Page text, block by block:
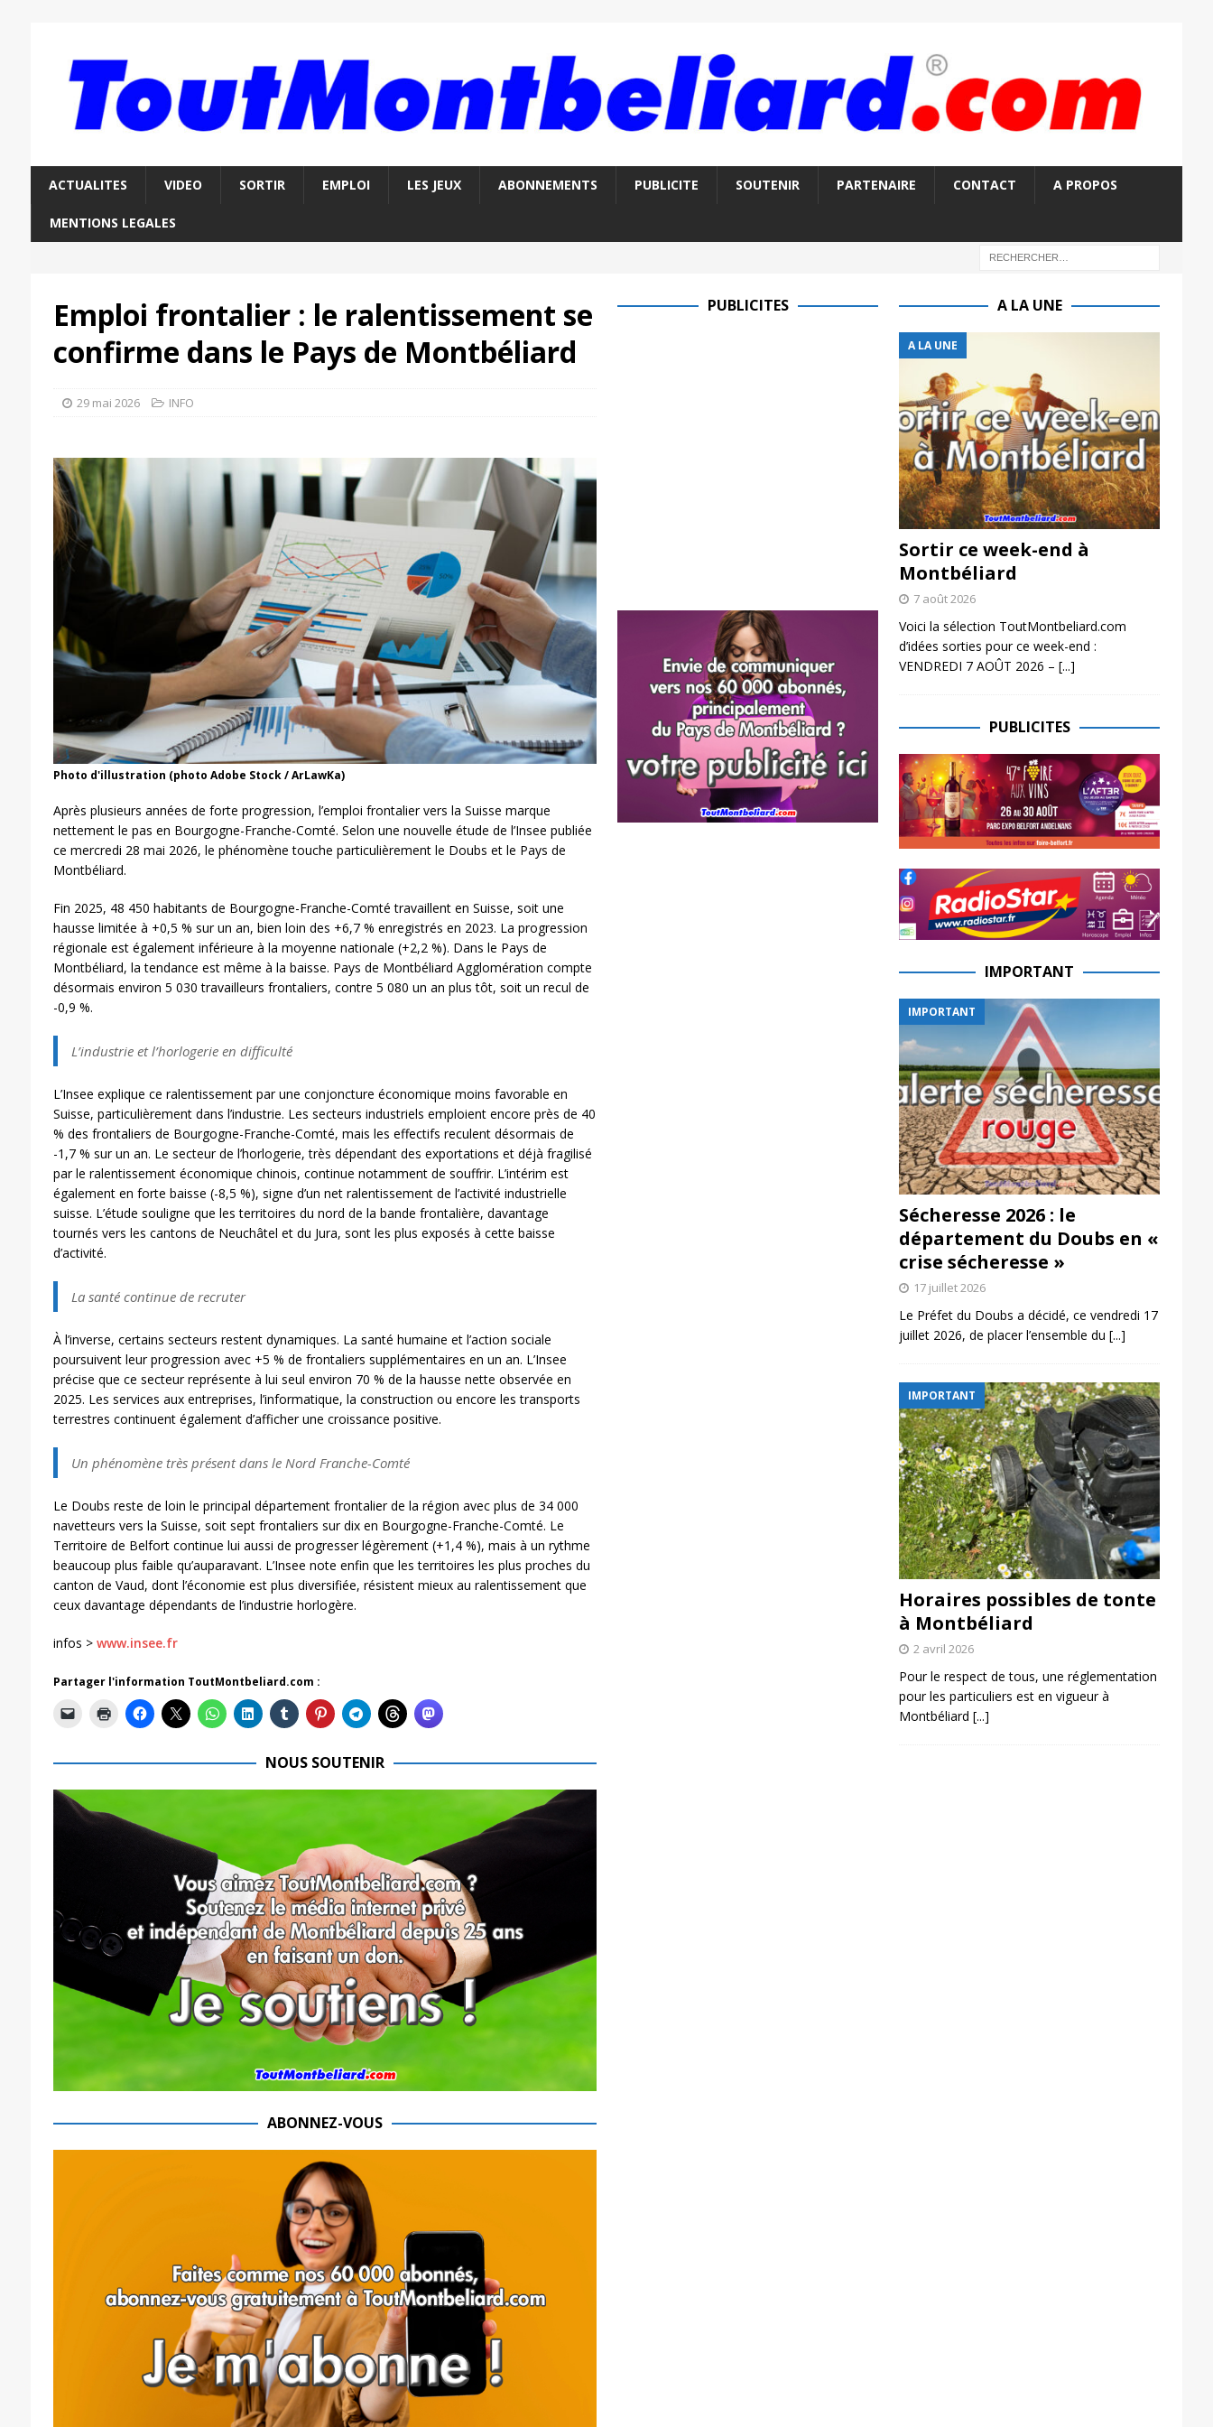
ACTUALITES VIDEO SORTIR EMPLOI LES JEUX ABONNEMENTS PUBLICITE SOUTENIR PARTENAIRE CONTACT A PROPOS
MENTIONS LEGALES
Emploi frontalier : le ralentissement se
confirme dans le Pays de Montbéliard
29 mai 2026 INFO
Photo d'illustration (photo Adobe Stock / ArLawKa)
Après plusieurs années de forte progression, l’emploi frontalier vers la Suisse marque
nettement le pas en Bourgogne-Franche-Comté. Selon une nouvelle étude de l’Insee publiée
ce mercredi 28 mai 2026, le phénomène touche particulièrement le Doubs et le Pays de
Montbéliard.
Fin 2025, 48 450 habitants de Bourgogne-Franche-Comté travaillent en Suisse, soit une
hausse limitée à +0,5 % sur un an, bien loin des +6,7 % enregistrés en 2023. La progression
régionale est également inférieure à la moyenne nationale (+2,2 %). Dans le Pays de
Montbéliard, la tendance est même à la baisse. Pays de Montbéliard Agglomération compte
désormais environ 5 030 travailleurs frontaliers, contre 5 080 un an plus tôt, soit un recul de
-0,9 %.
L’industrie et l’horlogerie en difficulté
L’Insee explique ce ralentissement par une conjoncture économique moins favorable en
Suisse, particulièrement dans l’industrie. Les secteurs industriels emploient encore près de 40
% des frontaliers de Bourgogne-Franche-Comté, mais les effectifs reculent désormais de
-1,7 % sur un an. Le secteur de l’horlogerie, très dépendant des exportations et déjà fragilisé
par le ralentissement économique chinois, continue notamment de souffrir. L’intérim est
également en forte baisse (-8,5 %), signe d’un net ralentissement de l’activité industrielle
suisse. L’étude souligne que les territoires du nord de la bande frontalière, davantage
tournés vers les cantons de Neuchâtel et du Jura, sont les plus exposés à cette baisse
d’activité.
La santé continue de recruter
À l’inverse, certains secteurs restent dynamiques. La santé humaine et l’action sociale
poursuivent leur progression avec +5 % de frontaliers supplémentaires en un an. L’Insee
précise que ce secteur représente à lui seul environ 70 % de la hausse nette observée en
2025. Les services aux entreprises, l’informatique, la construction ou encore les transports
terrestres continuent également d’afficher une croissance positive.
Un phénomène très présent dans le Nord Franche-Comté
Le Doubs reste de loin le principal département frontalier de la région avec plus de 34 000
navetteurs vers la Suisse, soit sept frontaliers sur dix en Bourgogne-Franche-Comté. Le
Territoire de Belfort continue lui aussi de progresser légèrement (+1,4 %), mais à un rythme
beaucoup plus faible qu’auparavant. L’Insee note enfin que les territoires les plus proches du
canton de Vaud, dont l’économie est plus diversifiée, résistent mieux au ralentissement que
ceux davantage dépendants de l’industrie horlogère.
infos > www.insee.fr
Partager l'information ToutMontbeliard.com :
NOUS SOUTENIR
ABONNEZ-VOUS
PUBLICITES A LA UNE
A LA UNE
Sortir ce week-end à
Montbéliard
7 août 2026
Voici la sélection ToutMontbeliard.com
d’idées sorties pour ce week-end :
VENDREDI 7 AOÛT 2026 – [...]
PUBLICITES
IMPORTANT
IMPORTANT
Sécheresse 2026 : le
département du Doubs en «
crise sécheresse »
17 juillet 2026
Le Préfet du Doubs a décidé, ce vendredi 17
juillet 2026, de placer l’ensemble du [...]
IMPORTANT
Horaires possibles de tonte
à Montbéliard
2 avril 2026
Pour le respect de tous, une réglementation
pour les particuliers est en vigueur à
Montbéliard [...]